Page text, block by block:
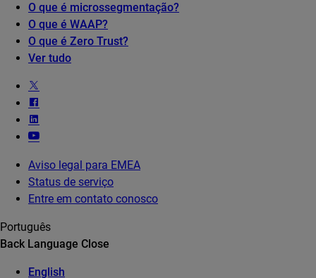
O que é microssegmentação?
O que é WAAP?
O que é Zero Trust?
Ver tudo
Aviso legal para EMEA
Status de serviço
Entre em contato conosco
Português
Back Language Close
English